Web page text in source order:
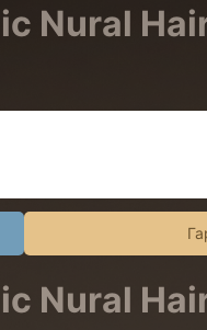
Nural
Nural